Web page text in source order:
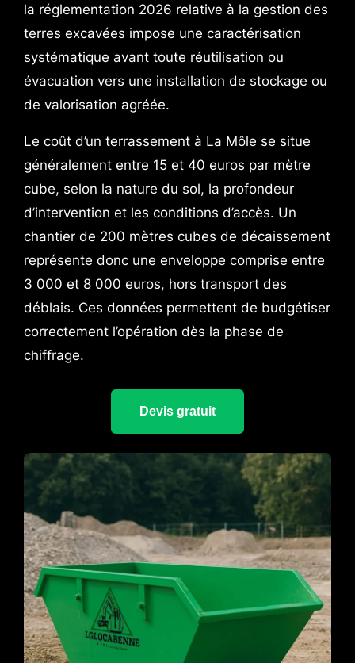
la réglementation 2026 relative à la gestion des
terres excavées impose une caractérisation
systématique avant toute réutilisation ou
évacuation vers une installation de stockage ou
de valorisation agréée.
Le coût d’un terrassement à La Môle se situe
généralement entre 15 et 40 euros par mètre
cube, selon la nature du sol, la profondeur
d’intervention et les conditions d’accès. Un
chantier de 200 mètres cubes de décaissement
représente donc une enveloppe comprise entre
3 000 et 8 000 euros, hors transport des
déblais. Ces données permettent de budgétiser
correctement l’opération dès la phase de
chiffrage.
Devis gratuit